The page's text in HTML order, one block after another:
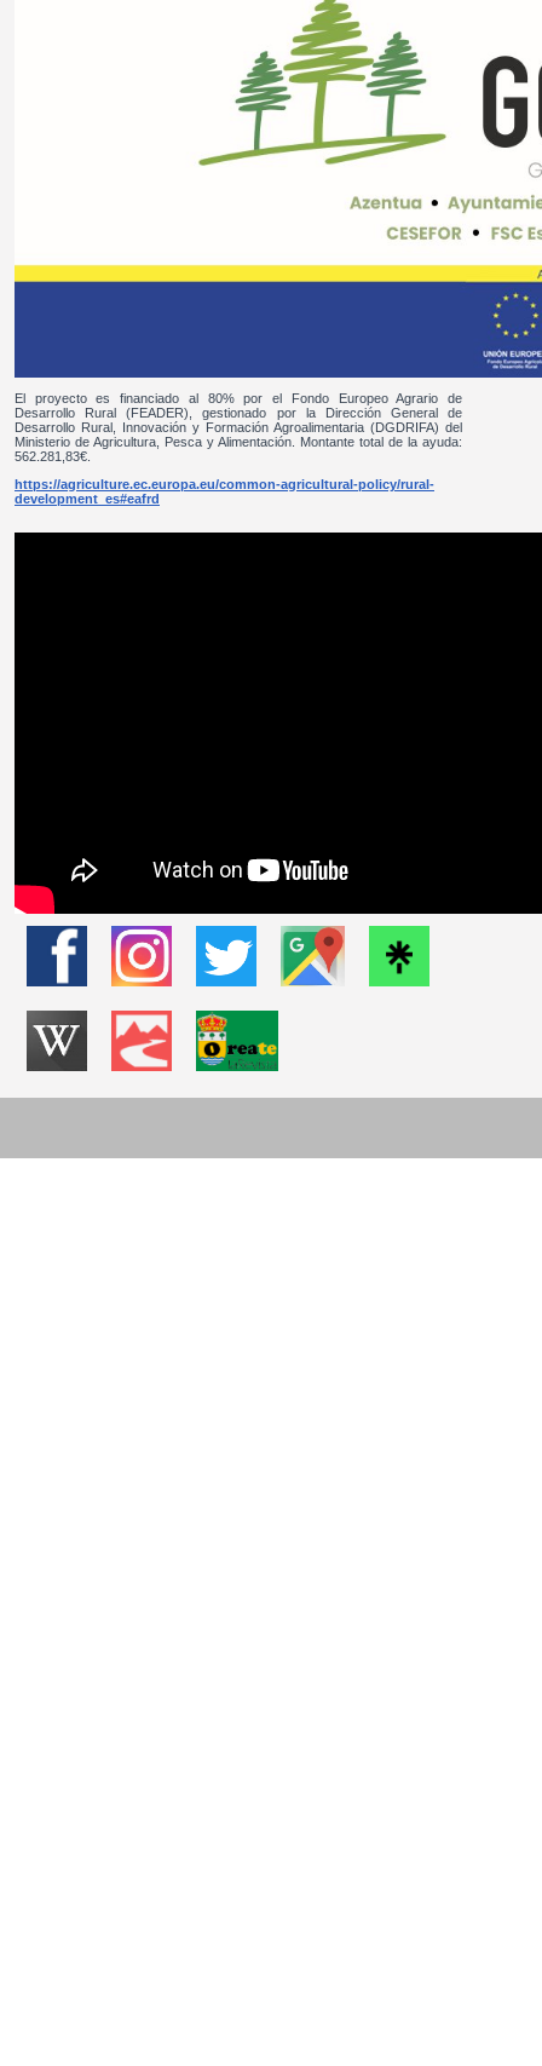
El proyecto es financiado al 80% por el Fondo Europeo Agrario de
Desarrollo Rural (FEADER), gestionado por la Dirección General de
Desarrollo Rural, Innovación y Formación Agroalimentaria (DGDRIFA) del
Ministerio de Agricultura, Pesca y Alimentación. Montante total de la ayuda:
562.281,83€.
https://agriculture.ec.europa.eu/common-agricultural-policy/rural-
development_es#eafrd